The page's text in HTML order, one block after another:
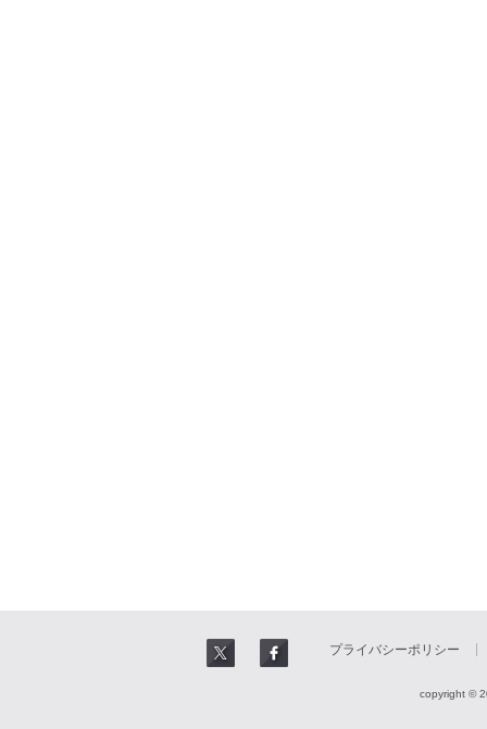
プライバシーポリシー
copyright ©